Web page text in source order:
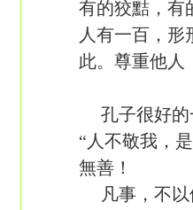
有的狡黠，
人有一百，
此。尊重他人
孔子很好的
“人不敬我，
無善！
凡事，不以